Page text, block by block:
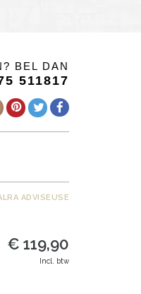
BEL DAN
511817
ADVISEUSE
€ 119,90
Incl. btw